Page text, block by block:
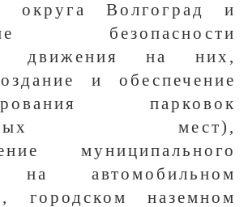
округа Волгоград и
безопасности
движения на них,
и обеспечение
парковок
мест),
муниципального
на автомобильном
городском наземном